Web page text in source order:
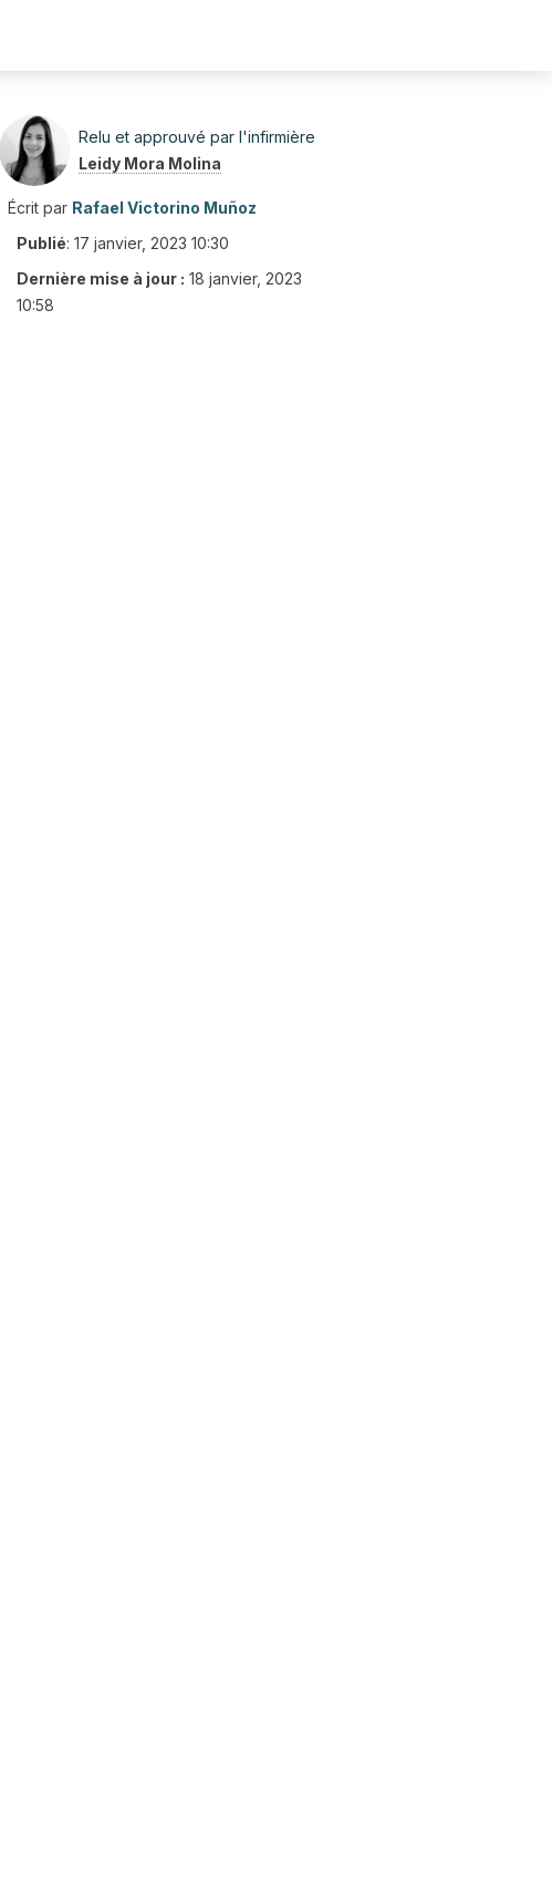
Relu et approuvé par l'infirmière
Leidy Mora Molina
Écrit par Rafael Victorino Muñoz
Publié: 17 janvier, 2023 10:30
Dernière mise à jour : 18 janvier, 2023
10:58